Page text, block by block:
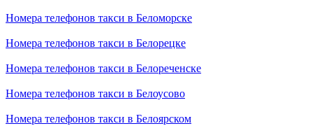
Номера телефонов такси в Беломорске
Номера телефонов такси в Белорецке
Номера телефонов такси в Белореченске
Номера телефонов такси в Белоусово
Номера телефонов такси в Белоярском